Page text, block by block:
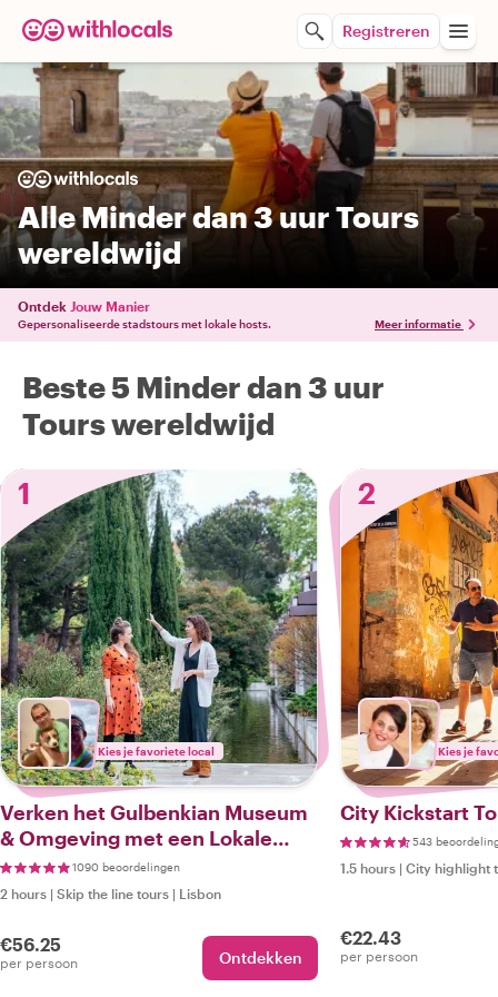
Registreren
Alle Minder dan 3 uur Tours
wereldwijd
Ontdek Jouw Manier
Gepersonaliseerde stadstours met lokale hosts. Meer informatie
Beste 5 Minder dan 3 uur
Tours wereldwijd
1
Kies je favoriete local
Verken het Gulbenkian Museum
& Omgeving met een Lokale
Gids
1090 beoordelingen
2 hours | Skip the line tours | Lisbon
€56.25
per persoon Ontdekken
2
Kies je
City Kickstart
543
1.5 hours | City highlight
€22.43
per persoon